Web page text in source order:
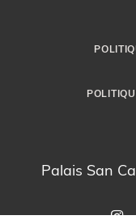
Palais San